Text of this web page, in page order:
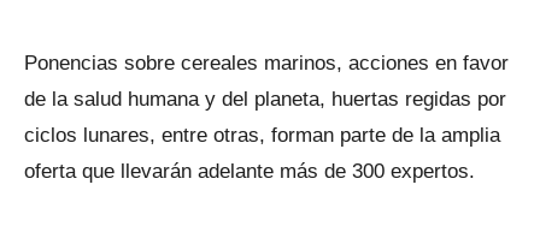
Ponencias sobre cereales marinos, acciones en favor
de la salud humana y del planeta, huertas regidas por
ciclos lunares, entre otras, forman parte de la amplia
oferta que llevarán adelante más de 300 expertos.